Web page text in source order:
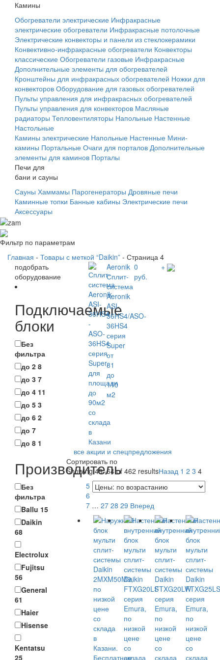
Камины
Обогреватели электрические Инфракрасные
электрические обогреватели Инфракрасные потолочные
Электрические конвекторы и панели из стеклокерамики
Конвективно-инфракрасные обогреватели Конвекторы
классические Обогреватели газовые Инфракрасные
Дополнительные элементы для обогревателей
Кронштейны для инфракрасных обогревателей Ножки для
конвекторов Оборудование для газовых обогревателей
Пульты управления для инфракрасных обогревателей
Пульты управления для конвекторов Масляные
радиаторы Тепловентиляторы Напольные Настенные
Настольные
Камины электрические Напольные Настенные Мини-
камины Портальные Очаги для порталов Дополнительные
элементы для каминов Порталы
Печи для
бани и сауны
Сауны Хаммамы Парогенераторы Дровяные печи
Каминные топки Банные кабины Электрические печи
Аксессуары
Фильтр по параметрам
Главная - Товары с меткой “Daikin” - Страница 4
подобрать
оборудование
Подключаемые
блоки
Без
фильтра
до 2 8
до 3 7
до 4 11
до 5 3
до 6 2
до 7
до 8 1
Производитель
Без
фильтра
Ballu 15
Daikin
68
Electrolux
Fujitsu
56
General
61
Haier
Hisense
Kentatsu
25
Aeronik
Сплит-
система
Aeronik
ASI-
36HS4/ASO-
36HS4
серия
Super
от
81
до
110
м2
0
руб.
+
все акции и спецпредложения
Сортировать по
Showing 49–64 of 462 resultsНазад 1 2 3 4
5
6
7 … 27 28 29 Вперед